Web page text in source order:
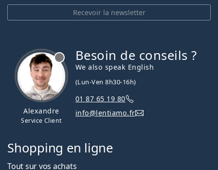
Recevoir la newsletter
Alexandre
Service Client
Besoin de conseils ?
We also speak English
(Lun-Ven 8h30-16h)
01 87 65 19 80
info@lentiamo.fr
Shopping en ligne
Tout sur vos achats